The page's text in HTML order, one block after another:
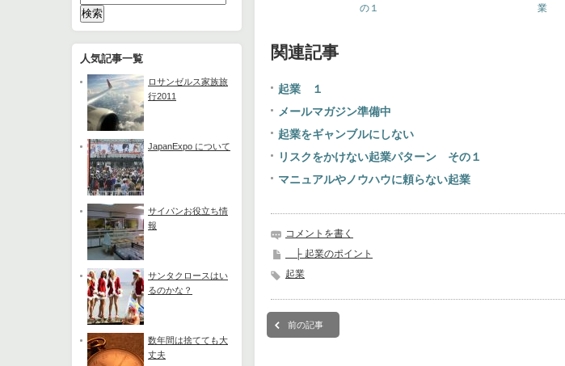
人気記事一覧
ロサンゼルス家族旅
行2011
JapanExpo について
サイパンお役立ち情
報
サンタクロースはい
るのかな？
数年間は捨てても大
丈夫
の１
業
関連記事
起業 １
メールマガジン準備中
起業をギャンブルにしない
リスクをかけない起業パターン その１
マニュアルやノウハウに頼らない起業
コメントを書く
├ 起業のポイント
起業
前の記事